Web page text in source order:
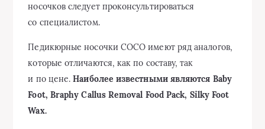
носочков следует проконсультироваться
со специалистом.
Педикюрные носочки СОСО имеют ряд аналогов,
которые отличаются, как по составу, так
и по цене.Наиболее известными являются Baby
Foot, Braphy Callus Removal Food Pack, Silky Foot
Wax.